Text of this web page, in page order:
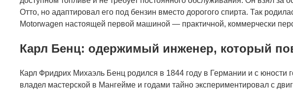
Отто, но адаптировал его под бензин вместо дорогого спирта. Так
Motorwagen настоящей первой машиной — практичной, коммерчески
Карл Бенц: одержимый инженер, который
Карл Фридрих Михаэль Бенц родился в 1844 году в Германии и с юности
владел мастерской в Мангейме и годами тайно экспериментировал с